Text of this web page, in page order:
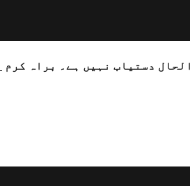
دستیاب نہیں ہے۔ براہ کرم